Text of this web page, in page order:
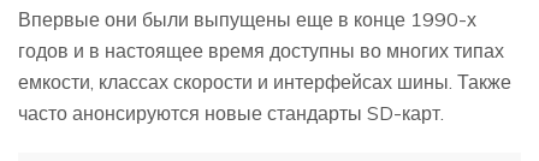
Впервые они были выпущены еще в конце 1990-х
годов и в настоящее время доступны во многих типах
емкости, классах скорости и интерфейсах шины. Также
часто анонсируются новые стандарты SD-карт.